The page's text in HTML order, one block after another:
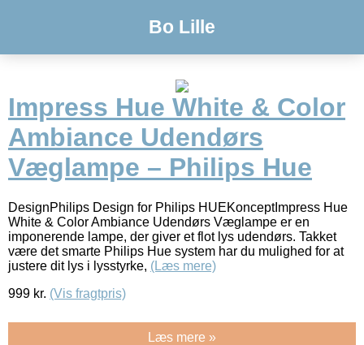
Bo Lille
Impress Hue White & Color
Ambiance Udendørs
Væglampe – Philips Hue
DesignPhilips Design for Philips HUEKonceptImpress Hue
White & Color Ambiance Udendørs Væglampe er en
imponerende lampe, der giver et flot lys udendørs. Takket
være det smarte Philips Hue system har du mulighed for at
justere dit lys i lysstyrke, (Læs mere)
999 kr. (Vis fragtpris)
Læs mere »